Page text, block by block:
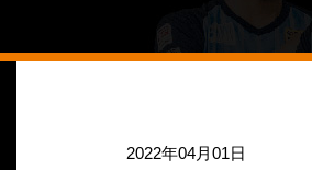
2022年04月01日